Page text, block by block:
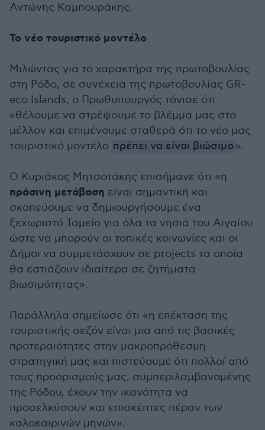
Αντώνης Καμπουράκης.
Το νέο τουριστικό μοντέλο
Μιλώντας για το χαρακτήρα της πρωτοβουλίας
στη Ρόδο, σε συνέχεια της πρωτοβουλίας GR-
eco Islands, ο Πρωθυπουργός τόνισε ότι
«θέλουμε να στρέψουμε το βλέμμα μας στο
μέλλον και επιμένουμε σταθερά ότι το νέο μας
τουριστικό μοντέλο πρέπει να είναι βιώσιμο».
Ο Κυριάκος Μητσοτάκης επισήμανε ότι «η
πράσινη μετάβαση είναι σημαντική και
σκοπεύουμε να δημιουργήσουμε ένα
ξεχωριστό Ταμείο για όλα τα νησιά του Αιγαίου
ώστε να μπορούν οι τοπικές κοινωνίες και οι
Δήμοι να συμμετάσχουν σε projects τα οποία
θα εστιάζουν ιδιαίτερα σε ζητήματα
βιωσιμότητας».
Παράλληλα σημείωσε ότι «η επέκταση της
τουριστικής σεζόν είναι μια από τις βασικές
προτεραιότητες στην μακροπρόθεσμη
στρατηγική μας και πιστεύουμε ότι πολλοί από
τους προορισμούς μας, συμπεριλαμβανομένης
της Ρόδου, έχουν την ικανότητα να
προσελκύσουν και επισκέπτες πέραν των
καλοκαιρινών μηνών».